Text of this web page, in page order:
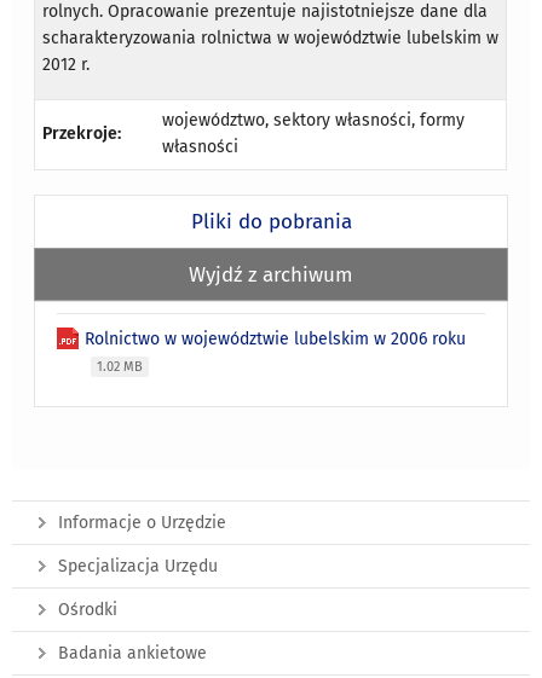
rolnych. Opracowanie prezentuje najistotniejsze dane dla
scharakteryzowania rolnictwa w województwie lubelskim w
2012 r.
Przekroje:
województwo, sektory własności, formy
własności
Pliki do pobrania
Wyjdź z archiwum
Rolnictwo w województwie lubelskim w 2006 roku
1.02 MB
Informacje o Urzędzie
Specjalizacja Urzędu
Ośrodki
Badania ankietowe